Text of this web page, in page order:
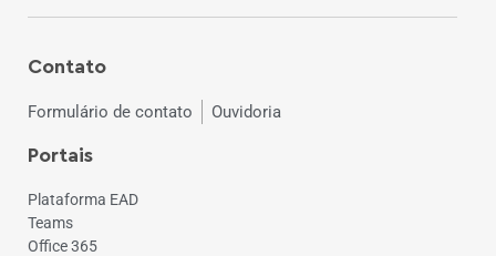
Contato
Formulário de contato Ouvidoria
Portais
Plataforma EAD
Teams
Office 365